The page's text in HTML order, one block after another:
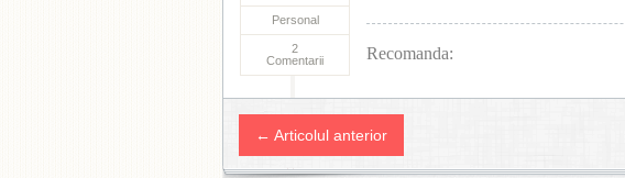
Personal
2
Comentarii
Recomanda:
← Articolul anterior